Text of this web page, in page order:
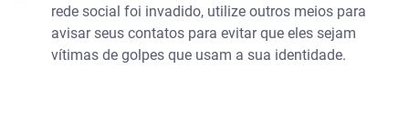
rede social foi invadido, utilize outros meios para
avisar seus contatos para evitar que eles sejam
vítimas de golpes que usam a sua identidade.